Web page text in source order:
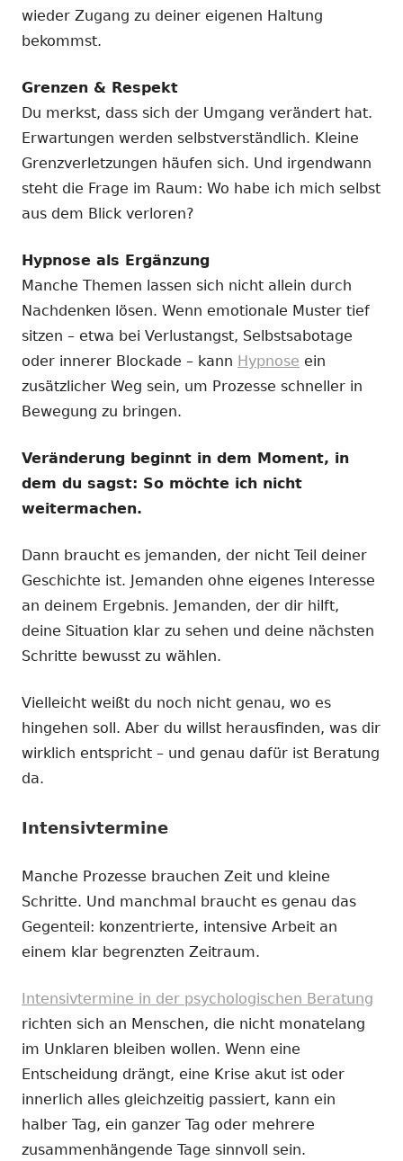
wieder Zugang zu deiner eigenen Haltung
bekommst.
Grenzen & Respekt
Du merkst, dass sich der Umgang verändert hat.
Erwartungen werden selbstverständlich. Kleine
Grenzverletzungen häufen sich. Und irgendwann
steht die Frage im Raum: Wo habe ich mich selbst
aus dem Blick verloren?
Hypnose als Ergänzung
Manche Themen lassen sich nicht allein durch
Nachdenken lösen. Wenn emotionale Muster tief
sitzen – etwa bei Verlustangst, Selbstsabotage
oder innerer Blockade – kann Hypnose ein
zusätzlicher Weg sein, um Prozesse schneller in
Bewegung zu bringen.
Veränderung beginnt in dem Moment, in
dem du sagst: So möchte ich nicht
weitermachen.
Dann braucht es jemanden, der nicht Teil deiner
Geschichte ist. Jemanden ohne eigenes Interesse
an deinem Ergebnis. Jemanden, der dir hilft,
deine Situation klar zu sehen und deine nächsten
Schritte bewusst zu wählen.
Vielleicht weißt du noch nicht genau, wo es
hingehen soll. Aber du willst herausfinden, was dir
wirklich entspricht – und genau dafür ist Beratung
da.
Intensivtermine
Manche Prozesse brauchen Zeit und kleine
Schritte. Und manchmal braucht es genau das
Gegenteil: konzentrierte, intensive Arbeit an
einem klar begrenzten Zeitraum.
Intensivtermine in der psychologischen Beratung
richten sich an Menschen, die nicht monatelang
im Unklaren bleiben wollen. Wenn eine
Entscheidung drängt, eine Krise akut ist oder
innerlich alles gleichzeitig passiert, kann ein
halber Tag, ein ganzer Tag oder mehrere
zusammenhängende Tage sinnvoll sein.